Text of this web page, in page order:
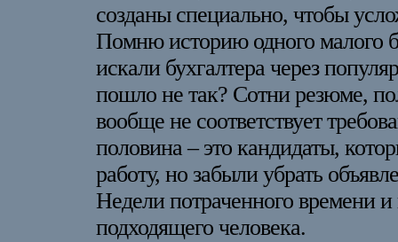
созданы специально, чтобы
Помню историю одного малого
искали бухгалтера через
пошло не так? Сотни резюме,
вообще не соответствует
половина – это кандидаты,
работу, но забыли убрать
Недели потраченного времени и
подходящего человека.